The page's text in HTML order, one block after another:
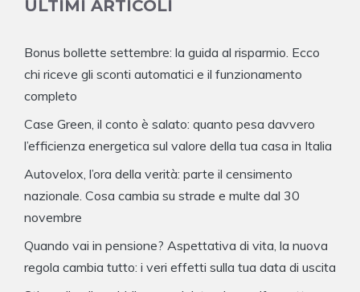
ULTIMI ARTICOLI
Bonus bollette settembre: la guida al risparmio. Ecco
chi riceve gli sconti automatici e il funzionamento
completo
Case Green, il conto è salato: quanto pesa davvero
l’efficienza energetica sul valore della tua casa in Italia
Autovelox, l’ora della verità: parte il censimento
nazionale. Cosa cambia su strade e multe dal 30
novembre
Quando vai in pensione? Aspettativa di vita, la nuova
regola cambia tutto: i veri effetti sulla tua data di uscita